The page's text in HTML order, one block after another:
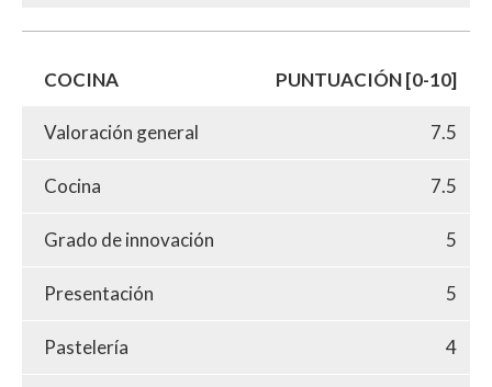
COCINA PUNTUACIÓN [0-10]
Valoración general 7.5
Cocina 7.5
Grado de innovación 5
Presentación 5
Pastelería 4